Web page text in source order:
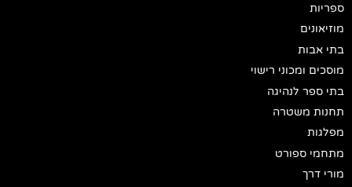
ספריות
מוזיאונים
בתי אבות
מוסכים ומכוני רישוי
בתי ספר לנהיגה
תחנות משטרה
מפלגות
מתחמי ספורט
מורי דרך